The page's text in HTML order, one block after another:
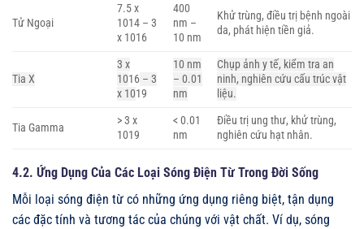
Tử Ngoại
7.5 x
1014 – 3
x 1016
400
nm –
10 nm
Khử trùng, điều trị bệnh ngoài
da, phát hiện tiền giả.
Tia X
3 x
1016 – 3
x 1019
10 nm
– 0.01
nm
Chụp ảnh y tế, kiểm tra an
ninh, nghiên cứu cấu trúc vật
liệu.
Tia Gamma
> 3 x
1019
< 0.01
nm
Điều trị ung thư, khử trùng,
nghiên cứu hạt nhân.
4.2. Ứng Dụng Của Các Loại Sóng Điện Từ Trong Đời Sống
Mỗi loại sóng điện từ có những ứng dụng riêng biệt, tận dụng
các đặc tính và tương tác của chúng với vật chất. Ví dụ, sóng